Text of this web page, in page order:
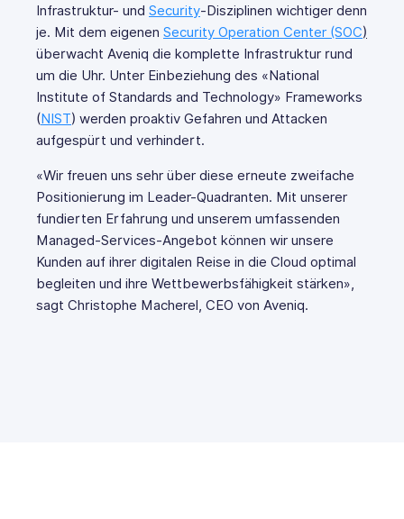
Infrastruktur- und Security-Disziplinen wichtiger denn
je. Mit dem eigenen Security Operation Center (SOC)
überwacht Aveniq die komplette Infrastruktur rund
um die Uhr. Unter Einbeziehung des «National
Institute of Standards and Technology» Frameworks
( NIST) werden proaktiv Gefahren und Attacken
aufgespürt und verhindert.
«Wir freuen uns sehr über diese erneute zweifache
Positionierung im Leader-Quadranten. Mit unserer
fundierten Erfahrung und unserem umfassenden
Managed-Services-Angebot können wir unsere
Kunden auf ihrer digitalen Reise in die Cloud optimal
begleiten und ihre Wettbewerbsfähigkeit stärken»,
sagt Christophe Macherel, CEO von Aveniq.